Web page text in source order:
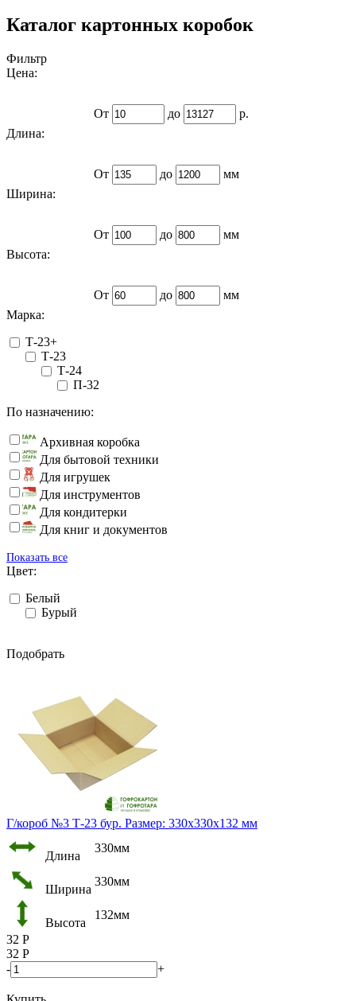
Каталог картонных коробок
Фильтр
Цена:
От до
р.
Длина:
От до
мм
Ширина:
От до
мм
Высота:
От до
мм
Марка:
Т-23+
Т-23
Т-24
П-32
По назначению:
Архивная коробка
Для бытовой техники
Для игрушек
Для инструментов
Для кондитерки
Для книг и документов
Показать все
Цвет:
Белый
Бурый
Подобрать
Г/короб №3 Т-23 бур. Размер: 330х330х132 мм
Длина
330мм
Ширина
330мм
Высота
132мм
32 Р
32 Р
-
+